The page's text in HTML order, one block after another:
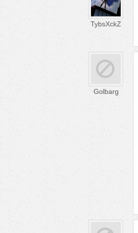
TybsXckZ
Golbarg